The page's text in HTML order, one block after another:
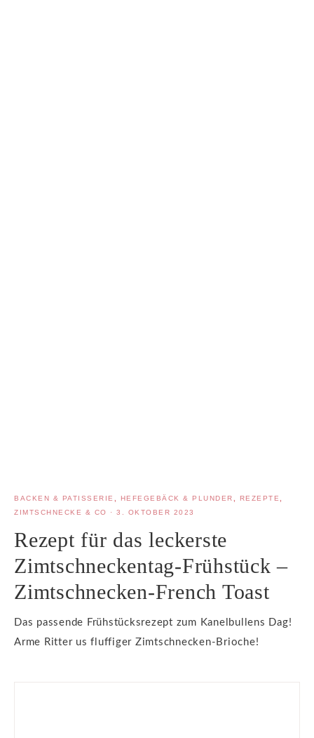
BACKEN & PATISSERIE HEFEGEBÄCK & PLUNDER REZEPTE
ZIMTSCHNECKE & CO
· 3. OKTOBER 2023
Rezept für das leckerste
Zimtschneckentag-Frühstück –
Zimtschnecken-French Toast
Das passende Frühstücksrezept zum Kanelbullens Dag!
Arme Ritter us fluffiger Zimtschnecken-Brioche!